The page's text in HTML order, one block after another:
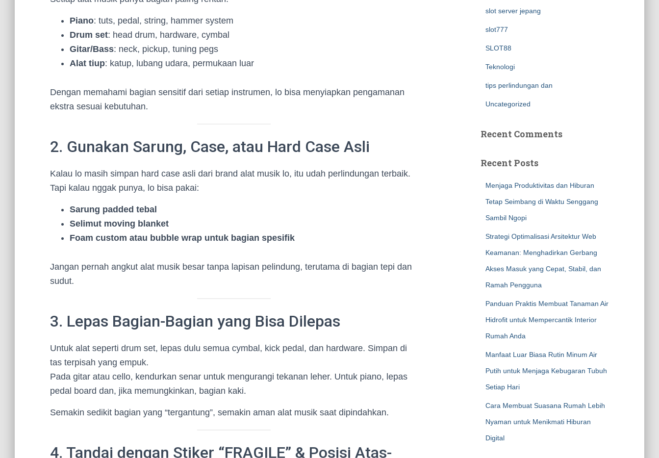
Piano: tuts, pedal, string, hammer system
Drum set: head drum, hardware, cymbal
Gitar/Bass: neck, pickup, tuning pegs
Alat tiup: katup, lubang udara, permukaan luar
Dengan memahami bagian sensitif dari setiap instrumen, lo bisa menyiapkan pengamanan
ekstra sesuai kebutuhan.
2. Gunakan Sarung, Case, atau Hard Case Asli
Kalau lo masih simpan hard case asli dari brand alat musik lo, itu udah perlindungan terbaik.
Tapi kalau nggak punya, lo bisa pakai:
Sarung padded tebal
Selimut moving blanket
Foam custom atau bubble wrap untuk bagian spesifik
Jangan pernah angkut alat musik besar tanpa lapisan pelindung, terutama di bagian tepi dan
sudut.
3. Lepas Bagian-Bagian yang Bisa Dilepas
Untuk alat seperti drum set, lepas dulu semua cymbal, kick pedal, dan hardware. Simpan di
tas terpisah yang empuk.
Pada gitar atau cello, kendurkan senar untuk mengurangi tekanan leher. Untuk piano, lepas
pedal board dan, jika memungkinkan, bagian kaki.
Semakin sedikit bagian yang “tergantung”, semakin aman alat musik saat dipindahkan.
4. Tandai dengan Stiker “FRAGILE” & Posisi Atas-
slot server jepang
slot777
SLOT88
Teknologi
tips perlindungan dan
Uncategorized
Recent Comments
Recent Posts
Menjaga Produktivitas dan Hiburan
Tetap Seimbang di Waktu Senggang
Sambil Ngopi
Strategi Optimalisasi Arsitektur Web
Keamanan: Menghadirkan Gerbang
Akses Masuk yang Cepat, Stabil, dan
Ramah Pengguna
Panduan Praktis Membuat Tanaman Air
Hidrofit untuk Mempercantik Interior
Rumah Anda
Manfaat Luar Biasa Rutin Minum Air
Putih untuk Menjaga Kebugaran Tubuh
Setiap Hari
Cara Membuat Suasana Rumah Lebih
Nyaman untuk Menikmati Hiburan
Digital